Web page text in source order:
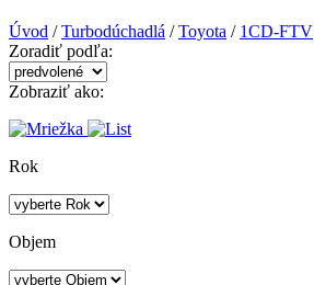
Úvod / Turbodúchadlá / Toyota / 1CD-FTV
Zoradiť podľa:
Zobraziť ako:
Rok
Objem